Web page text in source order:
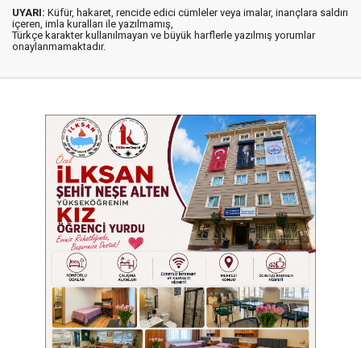
UYARI: Küfür, hakaret, rencide edici cümleler veya imalar, inançlara saldırı
içeren, imla kuralları ile yazılmamış,
Türkçe karakter kullanılmayan ve büyük harflerle yazılmış yorumlar
onaylanmamaktadır.